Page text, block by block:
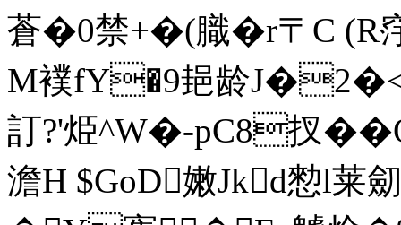
蒼�0禁+�(膱�r〒C
M襆fY�9郌龄
訂 ?'烥^W�-pC8扠
澹H $GoD嫩Jkd愸l